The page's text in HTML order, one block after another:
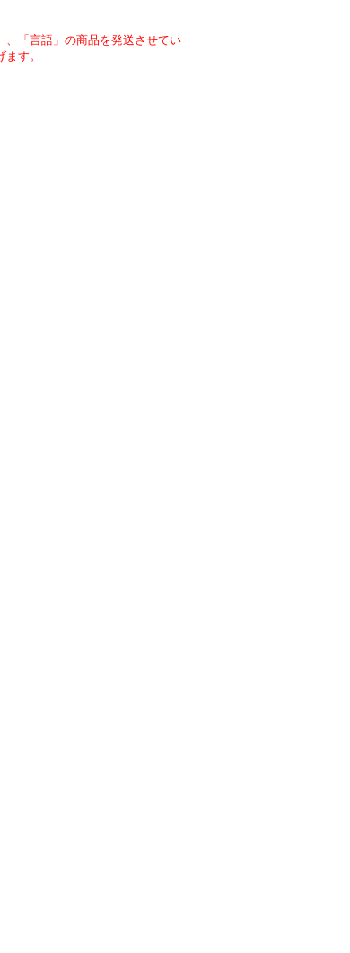
「言語」の商品を発送させてい
す。